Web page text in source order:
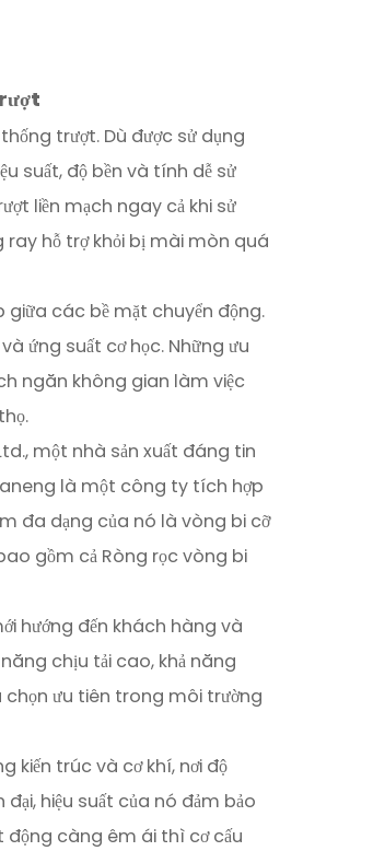
trượt. Dù được sử dụng
suất, độ bền và tính dễ sử
liền mạch ngay cả khi sử
ray hỗ trợ khỏi bị mài mòn quá
các bề mặt chuyển động.
ứng suất cơ học. Những ưu
ngăn không gian làm việc
một nhà sản xuất đáng tin
là một công ty tích hợp
đa dạng của nó là vòng bi cỡ
gồm cả Ròng rọc vòng bi
hướng đến khách hàng và
chịu tải cao, khả năng
ưu tiên trong môi trường
kiến ​​trúc và cơ khí, nơi độ
hiệu suất của nó đảm bảo
động càng êm ái thì cơ cấu